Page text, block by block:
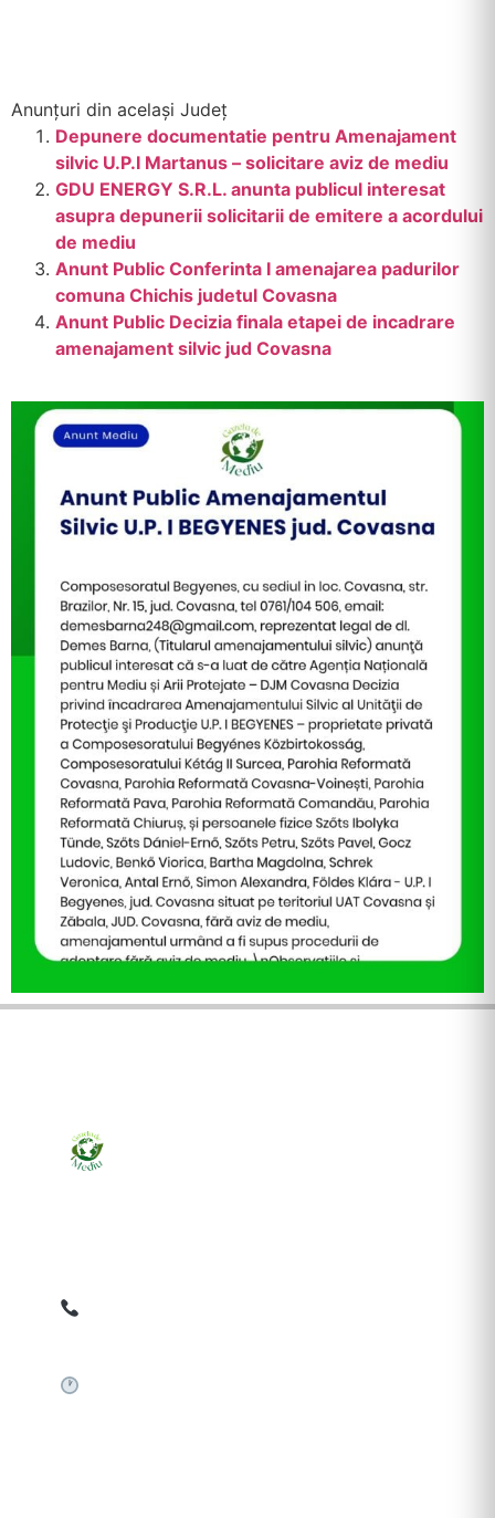
Anunțuri din același Județ
Depunere documentatie pentru Amenajament
silvic U.P.I Martanus – solicitare aviz de mediu
GDU ENERGY S.R.L. anunta publicul interesat
asupra depunerii solicitarii de emitere a acordului
de mediu
Anunt Public Conferinta I amenajarea padurilor
comuna Chichis judetul Covasna
Anunt Public Decizia finala etapei de incadrare
amenajament silvic jud Covasna